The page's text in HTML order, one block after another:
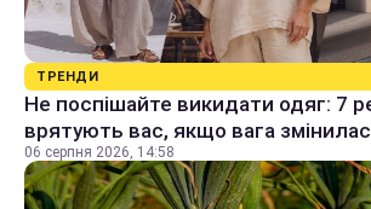
ТРЕНДИ
Не поспішайте викидати одяг: 7
врятують вас, якщо вага
06 серпня 2026, 14:58